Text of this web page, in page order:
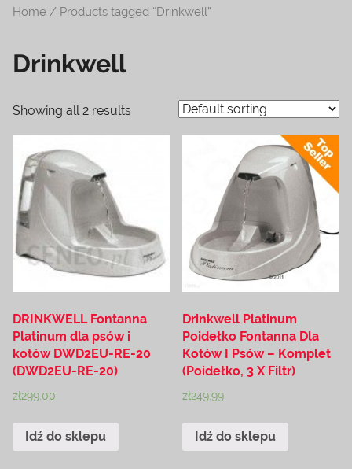
na
terrarystyki
i
Zapraszamy!
Home / Products tagged “Drinkwell”
Drinkwell
Showing all 2 results
DRINKWELL Fontanna
Platinum dla psów i
kotów DWD2EU-RE-20
(DWD2EU-RE-20)
zł299.00
Idź do sklepu
Drinkwell Platinum
Poidełko Fontanna Dla
Kotów I Psów – Komplet
(Poidełko, 3 X Filtr)
zł249.99
Idź do sklepu